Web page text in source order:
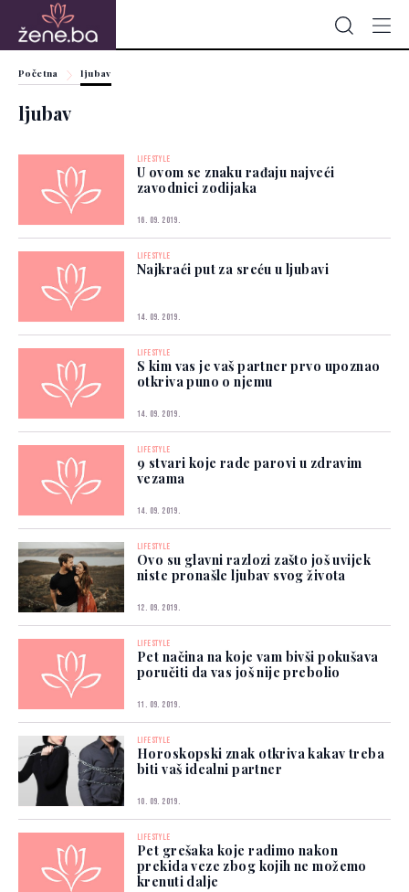
Početna ljubav
ljubav
LIFESTYLE
U ovom se znaku rađaju najveći
zavodnici zodijaka
16. 09. 2019.
LIFESTYLE
Najkraći put za sreću u ljubavi
14. 09. 2019.
LIFESTYLE
S kim vas je vaš partner prvo upoznao
otkriva puno o njemu
14. 09. 2019.
LIFESTYLE
9 stvari koje rade parovi u zdravim
vezama
14. 09. 2019.
LIFESTYLE
Ovo su glavni razlozi zašto još uvijek
niste pronašle ljubav svog života
12. 09. 2019.
LIFESTYLE
Pet načina na koje vam bivši pokušava
poručiti da vas još nije prebolio
11. 09. 2019.
LIFESTYLE
Horoskopski znak otkriva kakav treba
biti vaš idealni partner
10. 09. 2019.
LIFESTYLE
Pet grešaka koje radimo nakon
prekida veze zbog kojih ne možemo
krenuti dalje